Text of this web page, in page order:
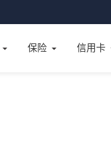
保险 信用卡